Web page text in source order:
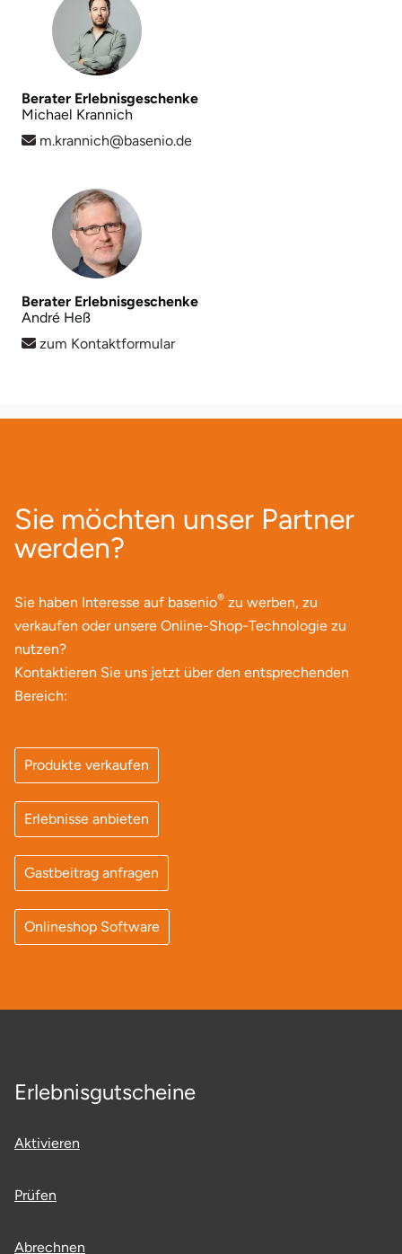
Berater Erlebnisgeschenke
Michael Krannich
m.krannich@basenio.de
Berater Erlebnisgeschenke
André Heß
zum Kontaktformular
Sie möchten unser Partner
werden?
Sie haben Interesse auf basenio® zu werben, zu
verkaufen oder unsere Online-Shop-Technologie zu
nutzen?
Kontaktieren Sie uns jetzt über den entsprechenden
Bereich:
Produkte verkaufen
Erlebnisse anbieten
Gastbeitrag anfragen
Onlineshop Software
Erlebnisgutscheine
Aktivieren
Prüfen
Abrechnen